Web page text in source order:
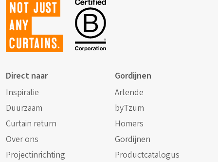
Not just
any
curtains.
Direct naar
Inspiratie
Duurzaam
Curtain return
Over ons
Projectinrichting
Gordijnen
Artende
byTzum
Homers
Gordijnen
Productcatalogus